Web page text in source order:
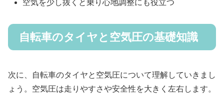
空気を少し抜くと乗り心地調整にも役立つ
自転車のタイヤと空気圧の基礎知識
次に、自転車のタイヤと空気圧について理解していきまし
ょう。空気圧は走りやすさや安全性を大きく左右します。